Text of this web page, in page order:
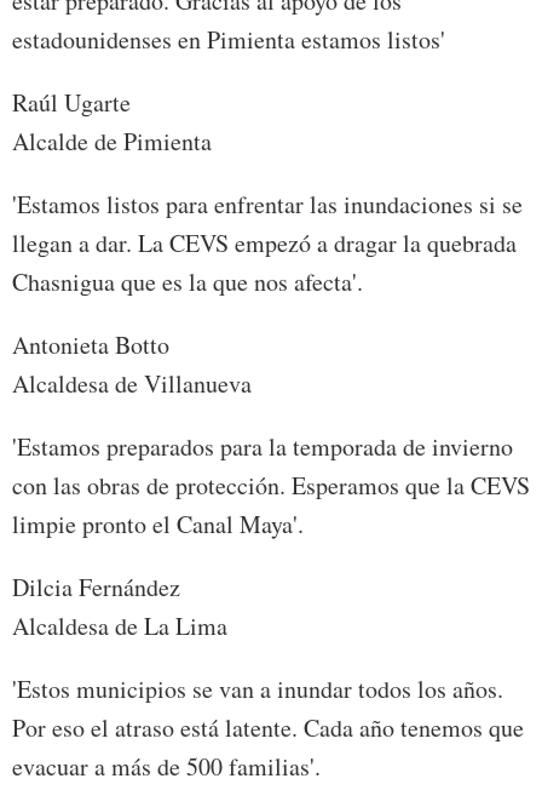
estadounidenses en Pimienta estamos listos'
Raúl Ugarte
Alcalde de Pimienta
'Estamos listos para enfrentar las inundaciones si se
llegan a dar. La CEVS empezó a dragar la quebrada
Chasnigua que es la que nos afecta'.
Antonieta Botto
Alcaldesa de Villanueva
'Estamos preparados para la temporada de invierno
con las obras de protección. Esperamos que la CEVS
limpie pronto el Canal Maya'.
Dilcia Fernández
Alcaldesa de La Lima
'Estos municipios se van a inundar todos los años.
Por eso el atraso está latente. Cada año tenemos que
evacuar a más de 500 familias'.